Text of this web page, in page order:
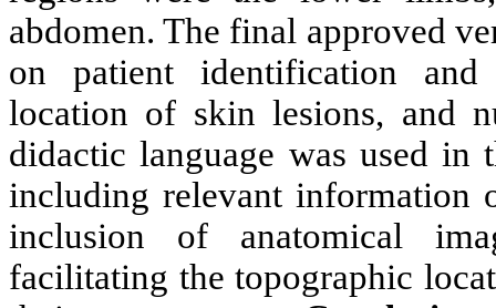
abdomen. The final approved
on patient identification and
location of skin lesions, and
didactic language was used
including relevant information
inclusion of anatomical
facilitating the topographic